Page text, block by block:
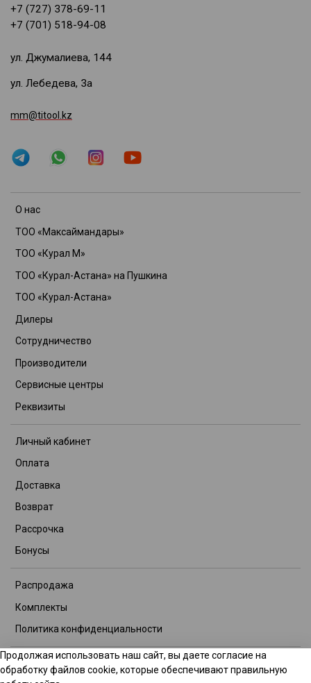
О нас
ТОО «Максаймандары»
ТОО «Курал М»
ТОО «Курал-Астана» на Пушкина
ТОО «Курал-Астана»
Дилеры
Сотрудничество
Производители
Сервисные центры
Реквизиты
Личный кабинет
Оплата
Доставка
Возврат
Рассрочка
Бонусы
Распродажа
Комплекты
Политика конфиденциальности
+7 (727) 378-69-11
+7 (701) 518-94-08
ул. Джумалиева, 144
ул. Лебедева, 3а
mm@titool.kz
© 2026 Интернет-магазин TITOOL GROUP. Все права защищены.
Данное предложение не является публичной офертой.
Продолжая использовать наш сайт, вы даете согласие на
обработку файлов cookie, которые обеспечивают правильную